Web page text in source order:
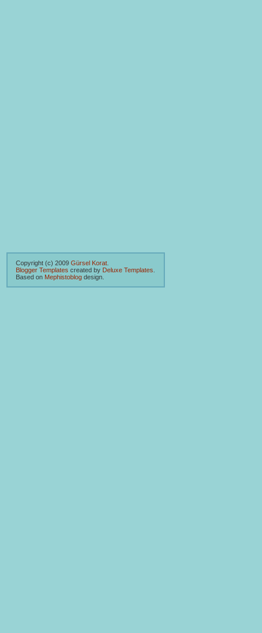
Copyright (c) 2009 Gürsel Korat
Blogger Templates created by Deluxe Templates
Based on Mephistoblog design.